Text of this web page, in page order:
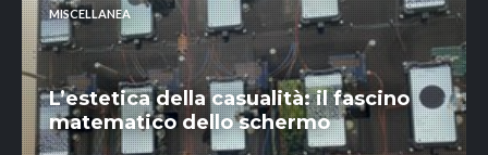
MISCELLANEA
L’estetica della casualità: il fascino
matematico dello schermo